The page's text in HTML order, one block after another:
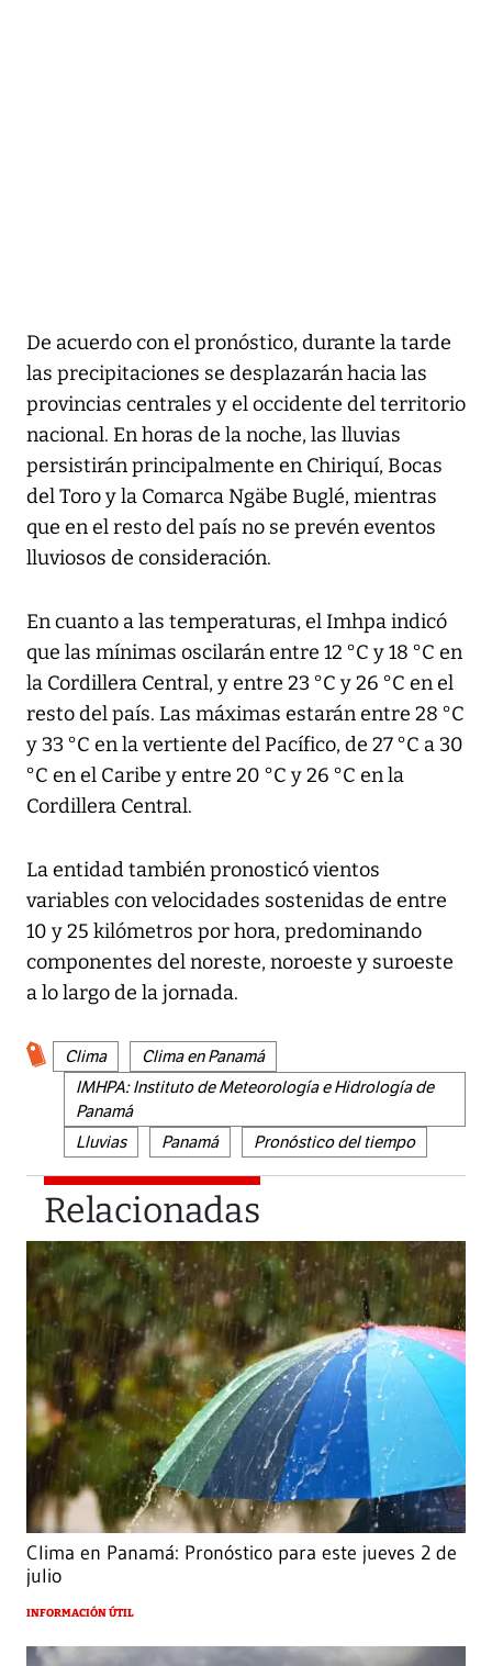
De acuerdo con el pronóstico, durante la tarde
las precipitaciones se desplazarán hacia las
provincias centrales y el occidente del territorio
nacional. En horas de la noche, las lluvias
persistirán principalmente en Chiriquí, Bocas
del Toro y la Comarca Ngäbe Buglé, mientras
que en el resto del país no se prevén eventos
lluviosos de consideración.
En cuanto a las temperaturas, el Imhpa indicó
que las mínimas oscilarán entre 12 °C y 18 °C en
la Cordillera Central, y entre 23 °C y 26 °C en el
resto del país. Las máximas estarán entre 28 °C
y 33 °C en la vertiente del Pacífico, de 27 °C a 30
°C en el Caribe y entre 20 °C y 26 °C en la
Cordillera Central.
La entidad también pronosticó vientos
variables con velocidades sostenidas de entre
10 y 25 kilómetros por hora, predominando
componentes del noreste, noroeste y suroeste
a lo largo de la jornada.
Clima
Clima en Panamá
IMHPA: Instituto de Meteorología e Hidrología de
Panamá
Lluvias
Panamá ​Pronóstico del tiempo
Relacionadas
Clima en Panamá: Pronóstico para este jueves 2 de
julio
INFORMACIÓN ÚTIL